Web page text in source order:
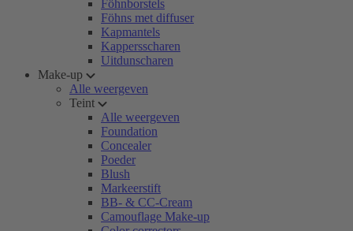
Föhnborstels
Föhns met diffuser
Kapmantels
Kappersscharen
Uitdunscharen
Make-up
Alle weergeven
Teint
Alle weergeven
Foundation
Concealer
Poeder
Blush
Markeerstift
BB- & CC-Cream
Camouflage Make-up